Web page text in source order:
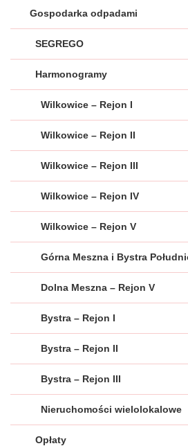
Gospodarka odpadami
SEGREGO
Harmonogramy
Wilkowice – Rejon I
Wilkowice – Rejon II
Wilkowice – Rejon III
Wilkowice – Rejon IV
Wilkowice – Rejon V
Górna Meszna i Bystra
Dolna Meszna – Rejon V
Bystra – Rejon I
Bystra – Rejon II
Bystra – Rejon III
Nieruchomości wielolokalowe
Opłaty